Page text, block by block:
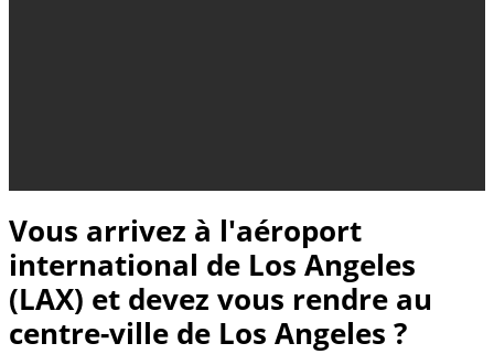
Vous arrivez à l'aéroport
international de Los Angeles
(LAX) et devez vous rendre au
centre-ville de Los Angeles ?